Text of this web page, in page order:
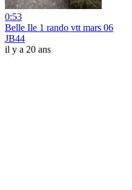
0:53
Belle Ile 1 rando vtt mars 06
JB44
il y a 20 ans